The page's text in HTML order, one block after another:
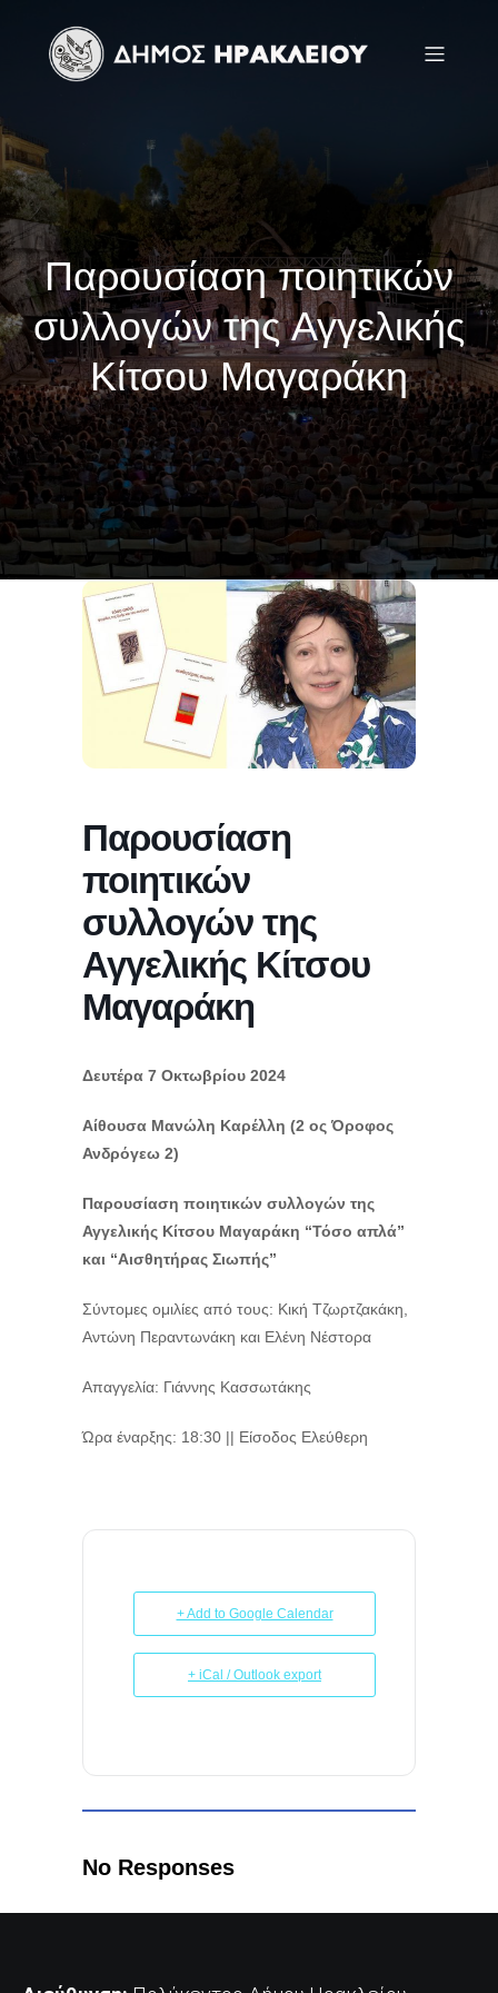
Παρουσίαση ποιητικών
συλλογών της Αγγελικής
Κίτσου Μαγαράκη
Παρουσίαση
ποιητικών
συλλογών της
Αγγελικής Κίτσου
Μαγαράκη
Δευτέρα 7 Οκτωβρίου 2024
Αίθουσα Μανώλη Καρέλλη (2 ος Όροφος
Ανδρόγεω 2)
Παρουσίαση ποιητικών συλλογών της
Αγγελικής Κίτσου Μαγαράκη “Τόσο απλά”
και “Αισθητήρας Σιωπής”
Σύντομες ομιλίες από τους: Κική Τζωρτζακάκη,
Αντώνη Περαντωνάκη και Ελένη Νέστορα
Απαγγελία: Γιάννης Κασσωτάκης
Ώρα έναρξης: 18:30 || Είσοδος Ελεύθερη
+ Add to Google Calendar
+ iCal / Outlook export
No Responses